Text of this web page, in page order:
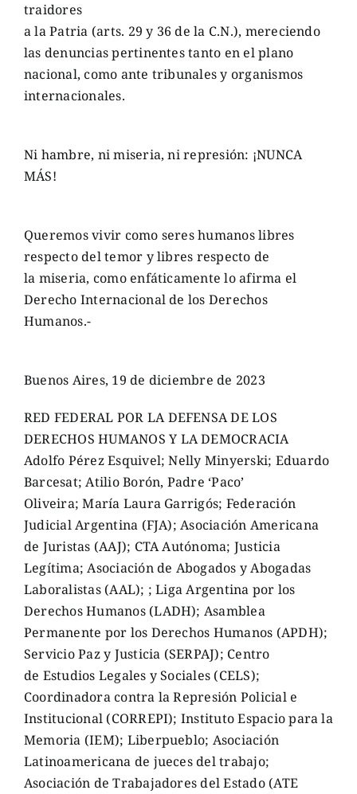
traidores
a la Patria (arts. 29 y 36 de la C.N.), mereciendo
las denuncias pertinentes tanto en el plano
nacional, como ante tribunales y organismos
internacionales.
Ni hambre, ni miseria, ni represión: ¡NUNCA
MÁS!
Queremos vivir como seres humanos libres
respecto del temor y libres respecto de
la miseria, como enfáticamente lo afirma el
Derecho Internacional de los Derechos
Humanos.-
Buenos Aires, 19 de diciembre de 2023
RED FEDERAL POR LA DEFENSA DE LOS
DERECHOS HUMANOS Y LA DEMOCRACIA
Adolfo Pérez Esquivel; Nelly Minyerski; Eduardo
Barcesat; Atilio Borón, Padre ‘Paco’
Oliveira; María Laura Garrigós; Federación
Judicial Argentina (FJA); Asociación Americana
de Juristas (AAJ); CTA Autónoma; Justicia
Legítima; Asociación de Abogados y Abogadas
Laboralistas (AAL); ; Liga Argentina por los
Derechos Humanos (LADH); Asamblea
Permanente por los Derechos Humanos (APDH);
Servicio Paz y Justicia (SERPAJ); Centro
de Estudios Legales y Sociales (CELS);
Coordinadora contra la Represión Policial e
Institucional (CORREPI); Instituto Espacio para la
Memoria (IEM); Liberpueblo; Asociación
Latinoamericana de jueces del trabajo;
Asociación de Trabajadores del Estado (ATE